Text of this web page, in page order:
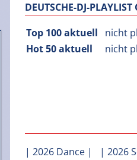
DEUTSCHE-DJ-
Top 100 aktuell
nicht
Hot 50 aktuell
nicht
| 2026 Dance | | 2026